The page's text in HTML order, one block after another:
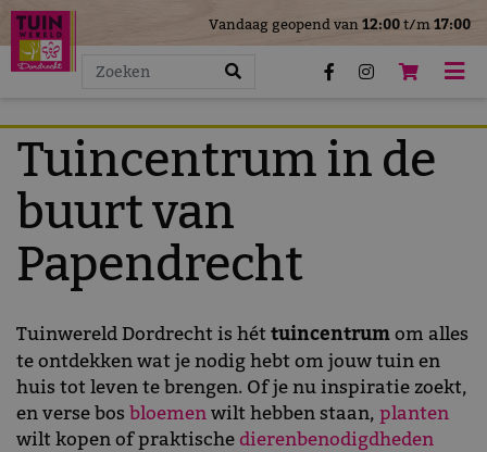
Vandaag geopend van12:00t/m17:00
Tuincentrum in de
buurt van
Papendrecht
Tuinwereld Dordrecht is héttuincentrumom alles
te ontdekken wat je nodig hebt om jouw tuin en
huis tot leven te brengen. Of je nu inspiratie zoekt,
en verse bos bloemenwilt hebben staan, planten
wilt kopen of praktischedierenbenodigdheden